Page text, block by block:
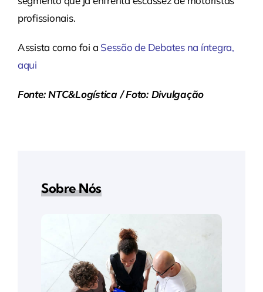
profissionais.
Assista como foi a Sessão de Debates na íntegra,
aqui
Fonte: NTC&Logística / Foto: Divulgação
Sobre Nós